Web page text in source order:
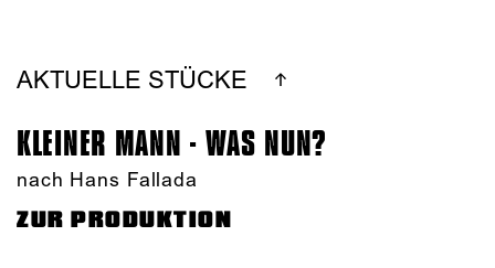
AKTUELLE STÜCKE
KLEINER MANN - WAS NUN?
nach Hans Fallada
ZUR PRODUKTION